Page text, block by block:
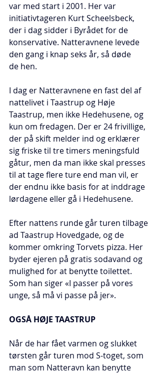
var med start i 2001. Her var
initiativtageren Kurt Scheelsbeck,
der i dag sidder i Byrådet for de
konservative. Natteravnene levede
den gang i knap seks år, så døde
de hen.
I dag er Natteravnene en fast del af
nattelivet i Taastrup og Høje
Taastrup, men ikke Hedehusene, og
kun om fredagen. Der er 24 frivillige,
der på skift melder ind og erklærer
sig friske til tre timers meningsfuld
gåtur, men da man ikke skal presses
til at tage flere ture end man vil, er
der endnu ikke basis for at inddrage
lørdagene eller gå i Hedehusene.
Efter nattens runde går turen tilbage
ad Taastrup Hovedgade, og de
kommer omkring Torvets pizza. Her
byder ejeren på gratis sodavand og
mulighed for at benytte toilettet.
Som han siger «I passer på vores
unge, så må vi passe på jer».
OGSÅ HØJE TAASTRUP
Når de har fået varmen og slukket
tørsten går turen mod S-toget, som
man som Natteravn kan benytte